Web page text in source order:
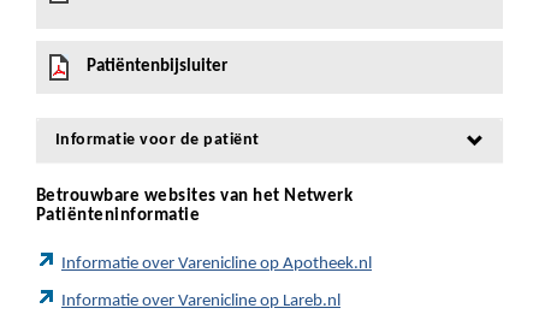
Patiëntenbijsluiter
Informatie voor de patiënt
Betrouwbare websites van het Netwerk
Patiënteninformatie
Informatie over Varenicline op Apotheek.nl
Informatie over Varenicline op Lareb.nl